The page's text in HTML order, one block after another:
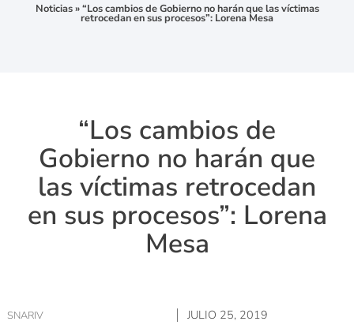
Noticias»“Los cambios de Gobierno no harán que las víctimas
retrocedan en sus procesos”: Lorena Mesa
“Los cambios de
Gobierno no harán que
las víctimas retrocedan
en sus procesos”: Lorena
Mesa
SNARIV JULIO 25, 2019